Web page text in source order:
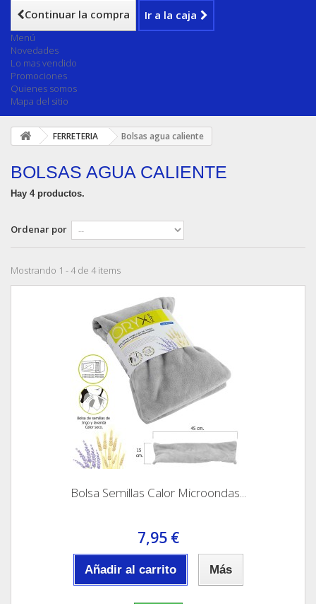
Continuar la compra Ir a la caja
Menú
Novedades
Lo mas vendido
Promociones
Quienes somos
Mapa del sitio
FERRETERIA Bolsas agua caliente
BOLSAS AGUA CALIENTE
Hay 4 productos.
Ordenar por
Mostrando 1 - 4 de 4 items
Bolsa Semillas Calor Microondas...
7,95 €
Añadir al carrito Más